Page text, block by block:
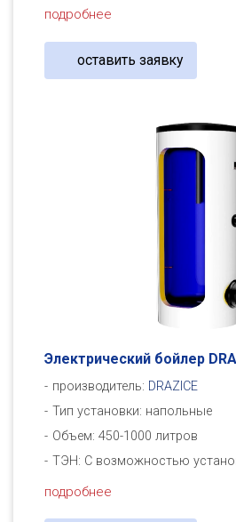
подробнее
оставить заявку
Электрический бойлер
производитель: DRAZICE
Тип установки: напольные
Объем: 450-1000 литров
ТЭН: С возможностью
подробнее